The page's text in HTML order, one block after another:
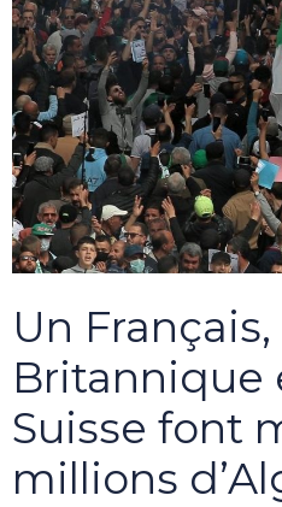
Un
Britannique
Suisse font
millions